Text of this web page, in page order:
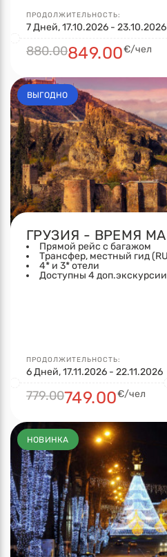
ПРОДОЛЖИТЕЛЬНОСТЬ:
7 Дней, 17.10.2026 - 23.10.2026
880.00849.00€/чел
ВЫГОДНО
ГРУЗИЯ - ВРЕМЯ
Прямой рейс с багажом
Трансфер, местный гид
4* и 3* отели
Доступны 4 доп.экскурсии
ПРОДОЛЖИТЕЛЬНОСТЬ:
6 Дней, 17.11.2026 - 22.11.2026
779.00749.00€/чел
НОВИНКА